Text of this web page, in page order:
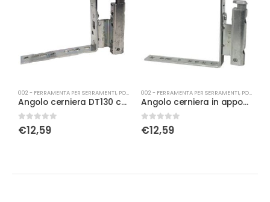
002 - FERRAMENTA PER SERRAMENTI, PORTA-FINESTRA
Angolo cerniera DT130 con fissaggio battuta 12/18
0Su 5
€12,59
002 - FERRAMENTA PER SERRAMENTI, PORTA-FINESTRA
Angolo cerniera in appoggio con fissaggio battuta dx argento aria 4
0Su 5
€12,59